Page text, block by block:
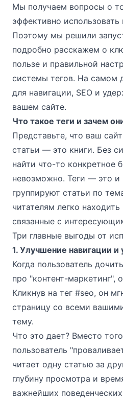
Мы получаем вопросы о
эффективно
Поэтому мы решили
подробно расскажем о
пользе и правильной
системы тегов. На самом
для навигации, SEO и
вашем сайте.
Что такое теги и зачем
Представьте, что ваш
статьи — это книги. Без
найти что-то конкретное
невозможно. Теги — это и
группируют статьи по
читателям легко
связанные с
Три главные выгоды от
1. Улучшение навигации
Когда пользователь
про "контент-маркетинг",
Кликнув на тег #seo, он
страницу со всеми
тему.
Что это дает? Вместо
пользователь
читает одну статью за
глубину просмотра и
важнейших